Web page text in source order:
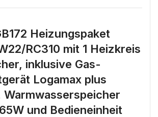
Heizungspaket
RC310 mit 1 Heizkreis
inklusive Gas-
Logamax plus
Warmwasserspeicher
und Bedieneinheit